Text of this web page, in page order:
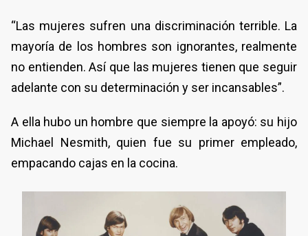
“Las mujeres sufren una discriminación terrible. La
mayoría de los hombres son ignorantes, realmente
no entienden. Así que las mujeres tienen que seguir
adelante con su determinación y ser incansables”.
A ella hubo un hombre que siempre la apoyó: su hijo
Michael Nesmith, quien fue su primer empleado,
empacando cajas en la cocina.